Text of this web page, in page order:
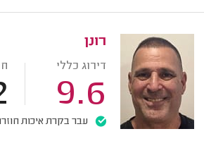
רונן
דירוג כללי
9.6
עבר בקרת איכות